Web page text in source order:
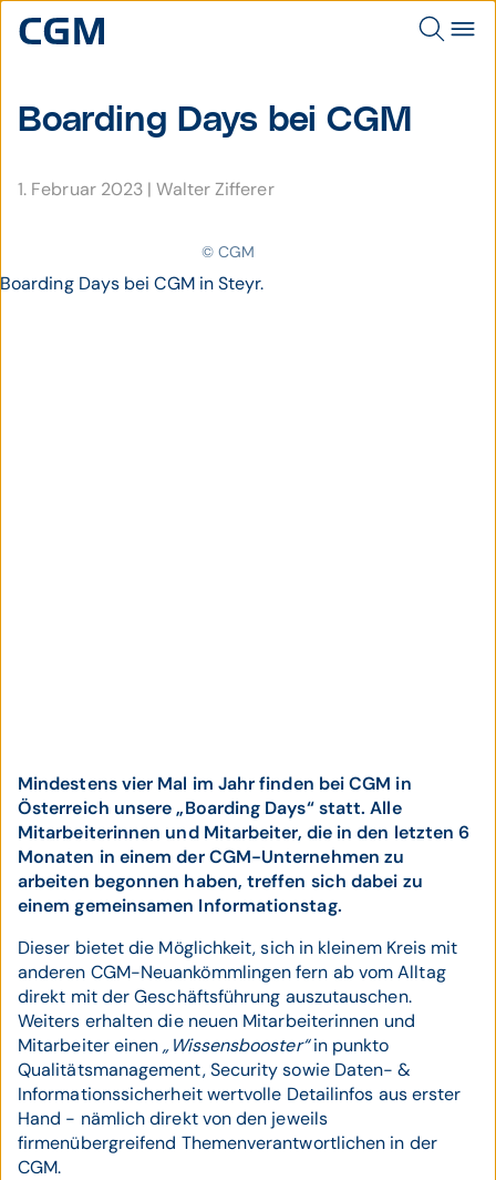
Boarding Days bei CGM
1. Februar 2023 |Walter Zifferer
© CGM
Boarding Days bei CGM in Steyr.
Mindestens vier Mal im Jahr finden bei CGM in
Österreich unsere „Boarding Days“ statt. Alle
Mitarbeiterinnen und Mitarbeiter, die in den letzten 6
Monaten in einem der CGM-Unternehmen zu
arbeiten begonnen haben, treffen sich dabei zu
einem gemeinsamen Informationstag.
Dieser bietet die Möglichkeit, sich in kleinem Kreis mit
anderen CGM-Neuankömmlingen fern ab vom Alltag
direkt mit der Geschäftsführung auszutauschen.
Weiters erhalten die neuen Mitarbeiterinnen und
Mitarbeiter einen„Wissensbooster“in punkto
Qualitätsmanagement, Security sowie Daten- &
Informationssicherheit wertvolle Detailinfos aus erster
Hand - nämlich direkt von den jeweils
firmenübergreifend Themenverantwortlichen in der
CGM.